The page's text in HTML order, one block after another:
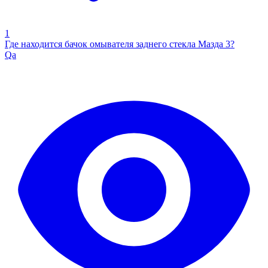
1
Где находится бачок омывателя заднего стекла Мазда 3?
Qa